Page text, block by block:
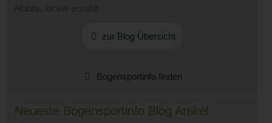
zur Blog Übersicht
Bogensportinfo finden
Neueste Bogensportinfo Blog Artikel